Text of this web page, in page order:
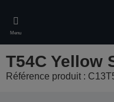
main
content
Menu
T54C Yellow
Référence produit :